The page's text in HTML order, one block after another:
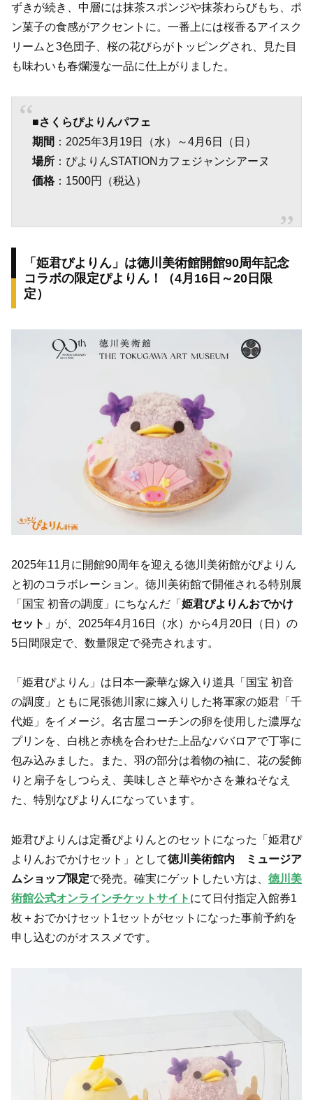
ずきが続き、中層には抹茶スポンジや抹茶わらびもち、ポ
ン菓子の食感がアクセントに。一番上には桜香るアイスク
リームと3色団子、桜の花びらがトッピングされ、見た目
も味わいも春爛漫な一品に仕上がりました。
■さくらぴよりんパフェ
期間 ：2025年3月19日（水）～4月6日（日）
場所：ぴよりんSTATIONカフェジャンシアーヌ
価格：1500円（税込）
「姫君ぴよりん」は徳川美術館開館90周年記念
コラボの限定ぴよりん！（4月16日～20日限
定）
2025年11月に開館90周年を迎える徳川美術館がぴよりん
と初のコラボレーション。徳川美術館で開催される特別展
「国宝 初音の調度」にちなんだ「 姫君ぴよりんおでかけ
セット 」が、2025年4月16日（水）から4月20日（日）の
5日間限定で、数量限定で発売されます。
「姫君ぴよりん」は日本一豪華な嫁入り道具「国宝 初音
の調度」ともに尾張徳川家に嫁入りした将軍家の姫君「千
代姫」をイメージ。名古屋コーチンの卵を使用した濃厚な
プリンを、白桃と赤桃を合わせた上品なババロアで丁寧に
包み込みました。また、羽の部分は着物の袖に、花の髪飾
りと扇子をしつらえ、美味しさと華やかさを兼ねそなえ
た、特別なぴよりんになっています。
姫君ぴよりんは定番ぴよりんとのセットになった「姫君ぴ
よりんおでかけセット」として徳川美術館内 ミュージア
ムショップ限定で発売。確実にゲットしたい方は、 徳川美
術館公式オンラインチケットサイト にて日付指定入館券1
枚＋おでかけセット1セットがセットになった事前予約を
申し込むのがオススメです。